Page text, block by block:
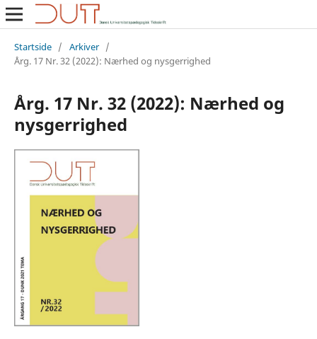
Startside / Arkiver /
Årg. 17 Nr. 32 (2022): Nærhed og nysgerrighed
Årg. 17 Nr. 32 (2022): Nærhed og
nysgerrighed